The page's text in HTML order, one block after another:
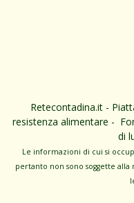
Retecontadina.it -
resistenza alimentare -
di
Le informa­zioni di cui si
pertanto non sono sog­gette alla